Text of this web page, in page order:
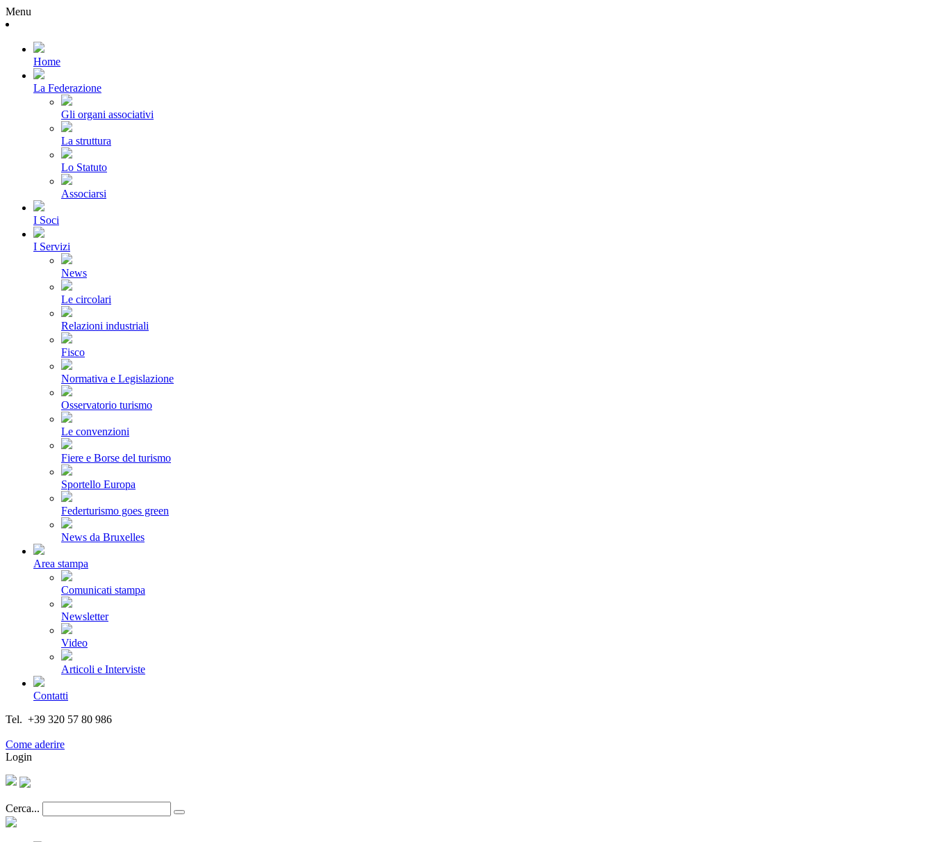
Menu
Home
La Federazione
Gli organi associativi
La struttura
Lo Statuto
Associarsi
I Soci
I Servizi
News
Le circolari
Relazioni industriali
Fisco
Normativa e Legislazione
Osservatorio turismo
Le convenzioni
Fiere e Borse del turismo
Sportello Europa
Federturismo goes green
News da Bruxelles
Area stampa
Comunicati stampa
Newsletter
Video
Articoli e Interviste
Contatti
Tel. +39 320 57 80 986
Come aderire
Login
Cerca...